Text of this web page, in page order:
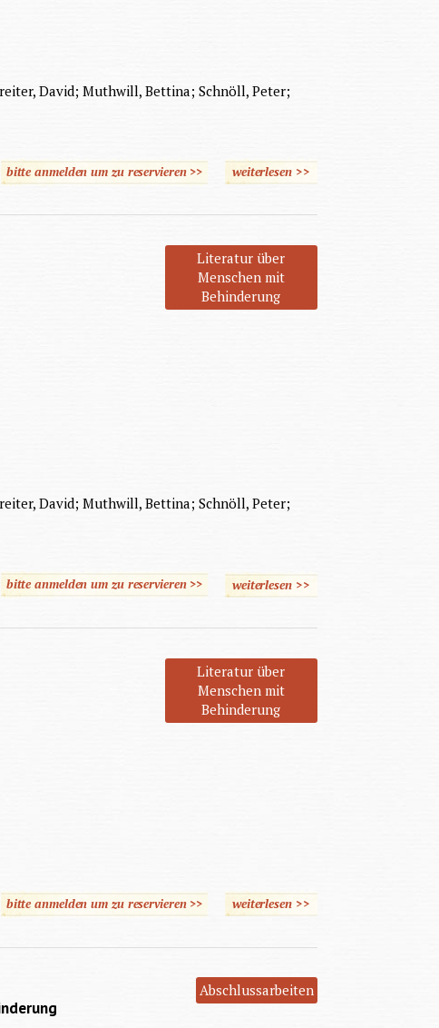
David; Muthwill, Bettina; Schnöll, Peter;
bitte anmelden um zu reservieren >> weiterlesenüber Special Poetics
>>
Literatur über
Menschen mit
Behinderung
David; Muthwill, Bettina; Schnöll, Peter;
bitte anmelden um zu reservieren >> weiterlesenüber Special Poetics
>>
Literatur über
Menschen mit
Behinderung
bitte anmelden um zu reservieren >> weiterlesenüber Einsamer Junge
>>
Abschlussarbeiten